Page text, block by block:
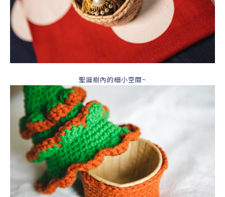
聖誕樹內的細小空間~